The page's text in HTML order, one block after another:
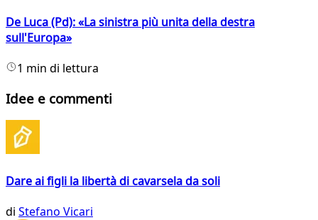
De Luca (Pd): «La sinistra più unita della destra
sull'Europa»
1 min di lettura
Idee e commenti
Dare ai figli la libertà di cavarsela da soli
di Stefano Vicari